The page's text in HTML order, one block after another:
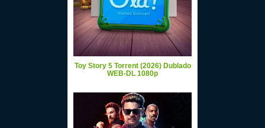
Toy Story 5 Torrent (2026) Dublado
WEB-DL 1080p